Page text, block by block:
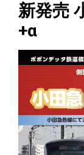
新発売
+α